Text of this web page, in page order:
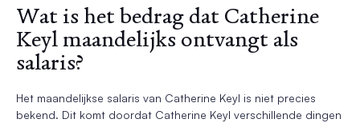
Wat is het bedrag dat Catherine
Keyl maandelijks ontvangt als
salaris?
Het maandelijkse salaris van Catherine Keyl is niet precies
bekend. Dit komt doordat Catherine Keyl verschillende dingen